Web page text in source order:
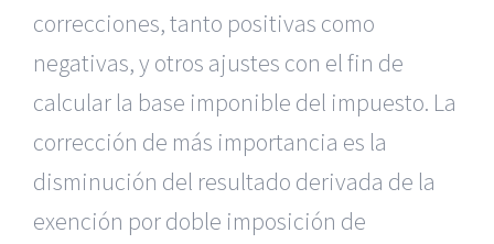
correcciones, tanto positivas como
negativas, y otros ajustes con el fin de
calcular la base imponible del impuesto. La
corrección de más importancia es la
disminución del resultado derivada de la
exención por doble imposición de